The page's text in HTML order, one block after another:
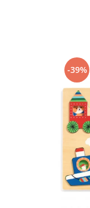
-39%